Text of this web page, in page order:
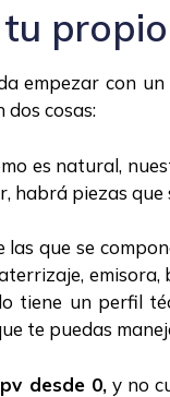
empezar con
dos cosas:
es natural,
habrá piezas
que se
tiene un perfil
te puedas
desde 0,y no